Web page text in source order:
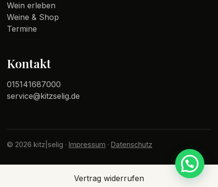
Wein erleben
Weine & Shop
Termine
Kontakt
015141687000
service@kitzselig.de
© 2026 kitz|selig · Impressum · Datenschutz
Vertrag widerrufen